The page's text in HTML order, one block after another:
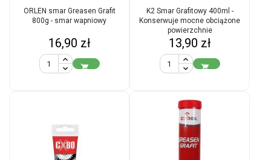
ORLEN smar Greasen Grafit
800g - smar wapniowy
Cena
16,90 zł

K2 Smar Grafitowy 400ml -
Konserwuje mocne obciążone
powierzchnie
Cena
13,90 zł
